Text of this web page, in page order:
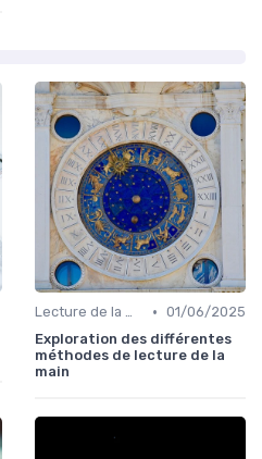
Lecture de la main • 01/06/2025
Exploration des différentes
méthodes de lecture de la
main